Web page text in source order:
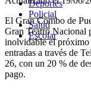
Deportes
Policial
Salud
Escolar
El Gran Combo de
Gran Teatro Nacional
inolvidable el próximo
entradas a través de
26, con un 20 % de
pago.